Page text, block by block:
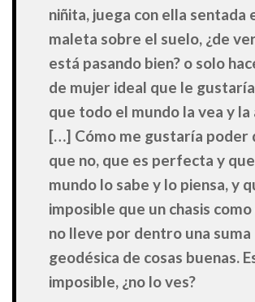
niñita, juega con ella sentada
maleta sobre el suelo, ¿de
está pasando bien? o solo
de mujer ideal que le
que todo el mundo la vea y la
[…] Cómo me gustaría poder
que no, que es perfecta y
mundo lo sabe y lo piensa, y
imposible que un chasis
no lleve por dentro una suma
geodésica de cosas buenas.
imposible, ¿no lo ves?